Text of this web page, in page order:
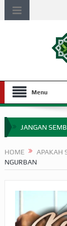
Menu
JANGAN
MIMPI YANG
SEBELUM TIBA
HAKIKAT
HOME APAKAH
NGURBAN